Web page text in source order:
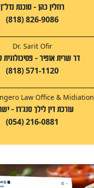
רוזלין כהן - סוכנת נדל"ן
(818) 826-9086
Dr. Sarit Ofir
דר שרית אופיר - פסיכולוגית
(818) 571-1120
Law Office & Midiation
עורכת דין לילך סנג'רו -
(054) 216-0881